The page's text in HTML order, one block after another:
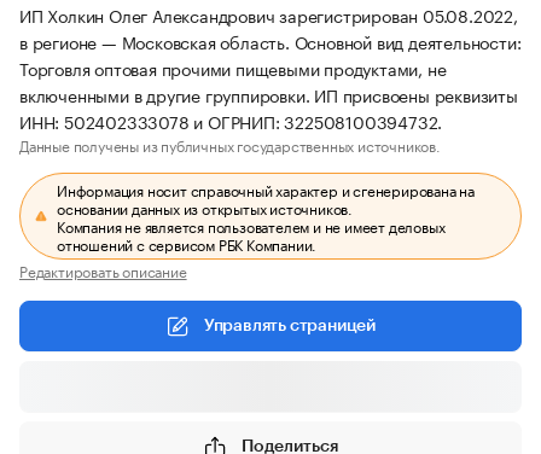
ИП Холкин Олег Александрович зарегистрирован 05.08.2022,
в регионе — Московская область. Основной вид деятельности:
Торговля оптовая прочими пищевыми продуктами, не
включенными в другие группировки. ИП присвоены реквизиты
ИНН: 502402333078 и ОГРНИП: 322508100394732.
Данные получены из публичных государственных источников.
Информация носит справочный характер и сгенерирована на
основании данных из открытых источников.
Компания не является пользователем и не имеет деловых
отношений с сервисом РБК Компании.
Редактировать описание
Управлять страницей
Поделиться